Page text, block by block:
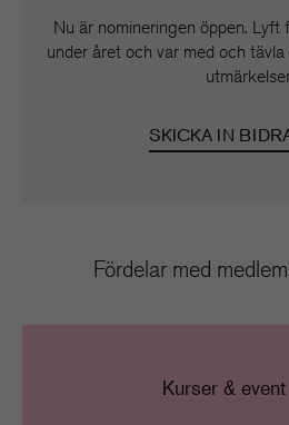
Nu är nomineringen öppen.
under året och var med och
SKICKA IN
Fördelar med
Kurser & event